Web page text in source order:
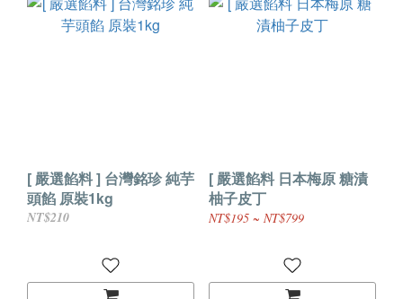
[ 嚴選餡料 ] 台灣銘珍 純芋
頭餡 原裝1kg
NT$210
[ 嚴選餡料 日本梅原 糖漬
柚子皮丁
NT$195 ~ NT$799